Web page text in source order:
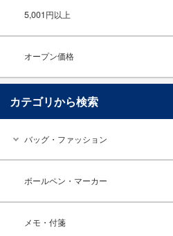
5,001円以上
オープン価格
カテゴリから検索
バッグ・ファッション
ボールペン・マーカー
メモ・付箋